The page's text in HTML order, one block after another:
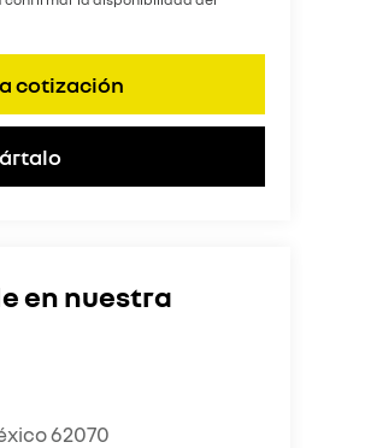
cotización
en nuestra
62070